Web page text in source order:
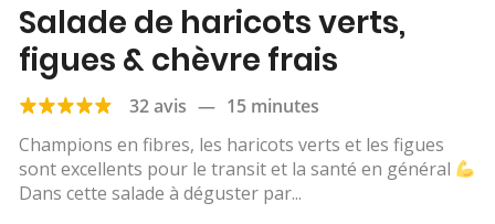
Salade de haricots verts,
figues & chèvre frais
32 avis — 15 minutes
Champions en fibres, les haricots verts et les figues
sont excellents pour le transit et la santé en général
Dans cette salade à déguster par...